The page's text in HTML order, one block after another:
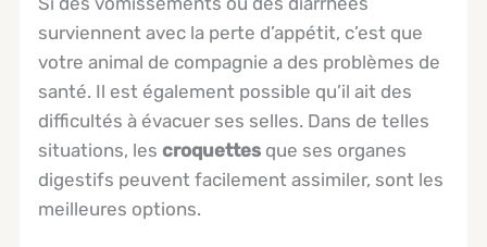
surviennent avec la perte d’appétit, c’est que
votre animal de compagnie a des problèmes de
santé. Il est également possible qu’il ait des
difficultés à évacuer ses selles. Dans de telles
situations, lescroquettes que ses organes
digestifs peuvent facilement assimiler, sont les
meilleures options.